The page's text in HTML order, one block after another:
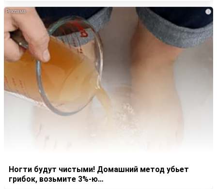
i
Ногти будут чистыми! Домашний метод убьет
грибок, возьмите 3%-ю…